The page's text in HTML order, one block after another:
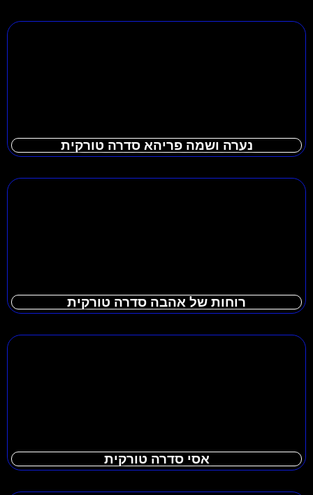
נערה ושמה פריהא סדרה טורקית
רוחות של אהבה סדרה טורקית
אסי סדרה טורקית